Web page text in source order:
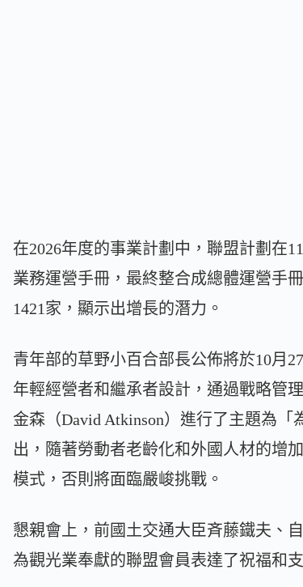
在2026年度的事業計劃中，聯盟計劃在
業務運營手冊，最終整合成總體運營手
1421家，顯示出增長的潛力。
青年部的草野小百合部長公佈將於10月
年輕經營者和繼承者設計，通過戰略管
金森（David Atkinson）進行了主題為
出，隨著勞動者老齡化和外國人材的增
模式，否則將面臨嚴峻挑戰。
懇親會上，前國土交通大臣斉藤鐵夫、
為觀光業奉獻的聯盟會員表達了祝福和支